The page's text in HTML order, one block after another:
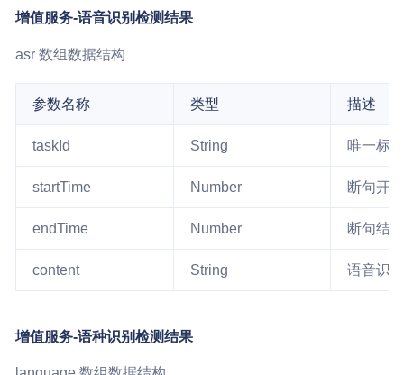
增值服务-语音识别检测结果
asr 数组数据结构
参数名称 类型 描述
taskId String 唯一标
startTime Number 断句开
endTime Number 断句结
content String 语音识
增值服务-语种识别检测结果